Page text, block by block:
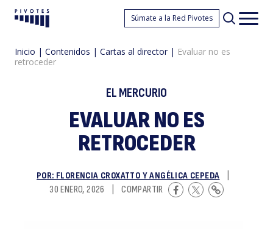
Pivotes Súmate a la Red Pivotes
Inicio | Contenidos | Cartas al director | Evaluar no es
retroceder
EL MERCURIO
EVALUAR NO ES
RETROCEDER
POR: FLORENCIA CROXATTO Y ANGÉLICA CEPEDA
30 ENERO, 2026
COMPARTIR